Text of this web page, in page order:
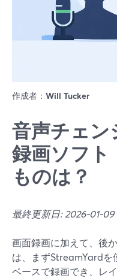
作成者： Will Tucker
音声チェン
録画ソフト
ものは？
最終更新日: 2026-01-09
画面録画に加えて、後
は、まずStreamYardを
ベースで録画でき、レ